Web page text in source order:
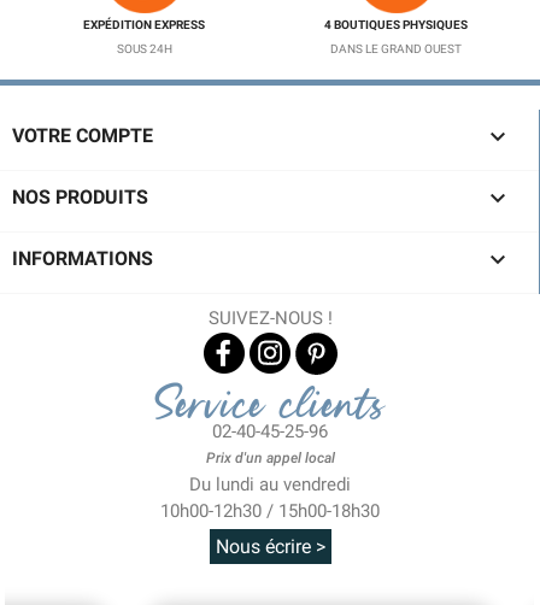
EXPÉDITION EXPRESS
SOUS 24H
4 BOUTIQUES PHYSIQUES
DANS LE GRAND OUEST
VOTRE COMPTE 
NOS PRODUITS 
INFORMATIONS 
SUIVEZ-NOUS !
Service clients
02-40-45-25-96
Prix d'un appel local
Du lundi au vendredi
10h00-12h30 / 15h00-18h30
Nous écrire >